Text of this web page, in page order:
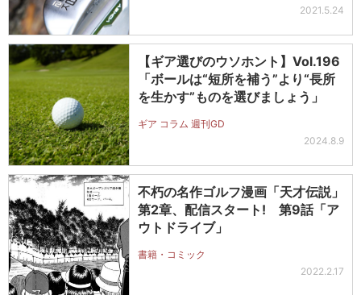
2021.5.24
【ギア選びのウソホント】Vol.196
「ボールは“短所を補う”より“長所
を生かす”ものを選びましょう」
ギア コラム 週刊GD
2024.8.9
不朽の名作ゴルフ漫画「天才伝説」
第2章、配信スタート! 第9話「ア
ウトドライブ」
書籍・コミック
2022.2.17